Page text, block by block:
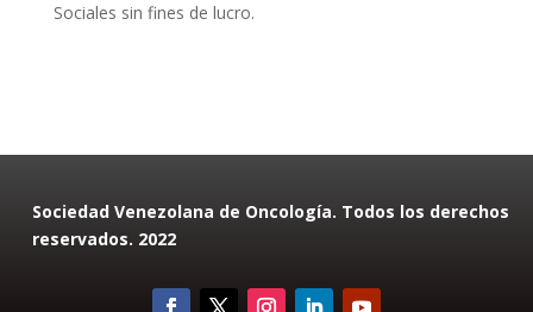
Sociales sin fines de lucro.
Sociedad Venezolana de Oncología. Todos los derechos
reservados. 2022